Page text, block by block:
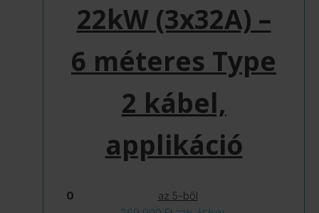
22kW (3x32A) –
6 méteres Type
2 kábel,
applikáció
0
az 5-ből